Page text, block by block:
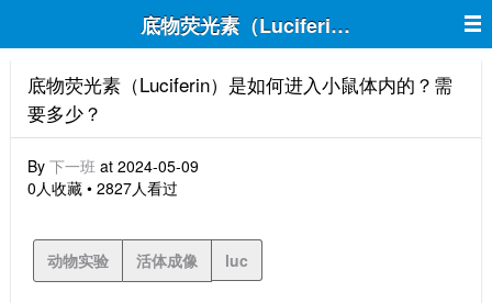
底物荧光素（Luciferin）是如何进入小
底物荧光素（Luciferin）是如何进入小鼠体内的？需
要多少？
By 下一班 at 2024-05-09
0人收藏 • 2827人看过
动物实验 活体成像 luc